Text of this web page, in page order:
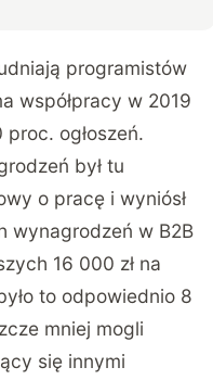
programistów
współpracy w 2019
ogłoszeń.
był tu
o pracę i wyniósł
wynagrodzeń w B2B
16 000 zł na
to odpowiednio 8
mniej mogli
się innymi